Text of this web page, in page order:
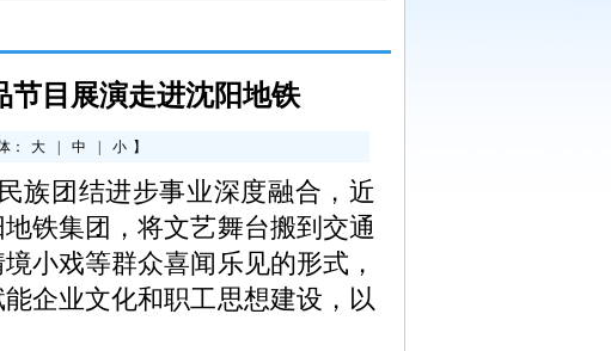
目展演走进沈阳地铁
： 大 中 小 】
团结进步事业深度融合，近
铁集团，将文艺舞台搬到交通
小戏等群众喜闻乐见的形式，
企业文化和职工思想建设，以